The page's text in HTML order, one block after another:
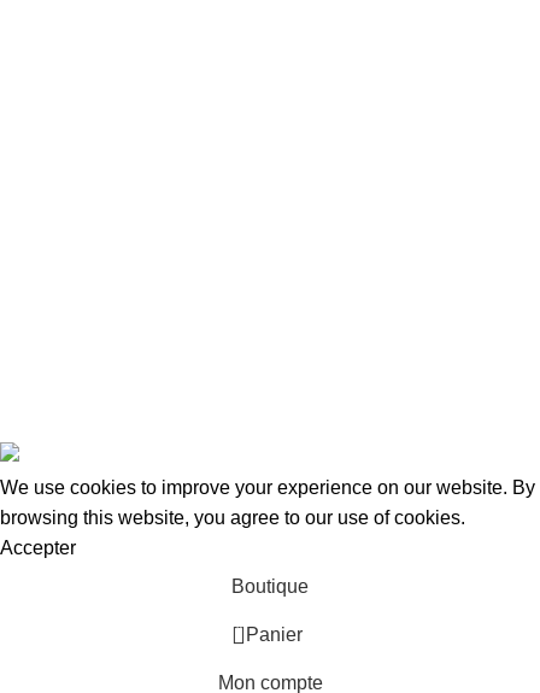
We use cookies to improve your experience on our website. By
browsing this website, you agree to our use of cookies.
Accepter
Boutique
0 Panier
Mon compte